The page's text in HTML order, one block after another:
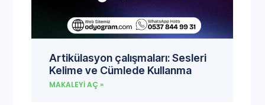
Artikülasyon çalışmaları: Sesleri
Kelime ve Cümlede Kullanma
MAKALEYI AÇ »